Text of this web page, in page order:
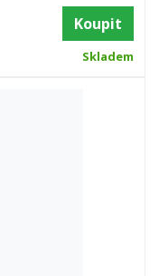
Koupit
Skladem